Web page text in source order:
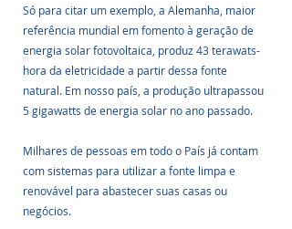
Só para citar um exemplo, a Alemanha, maior
referência mundial em fomento à geração de
energia solar fotovoltaica, produz 43 terawats-
hora da eletricidade a partir dessa fonte
natural. Em nosso país, a produção ultrapassou
5 gigawatts de energia solar no ano passado.
Milhares de pessoas em todo o País já contam
com sistemas para utilizar a fonte limpa e
renovável para abastecer suas casas ou
negócios.